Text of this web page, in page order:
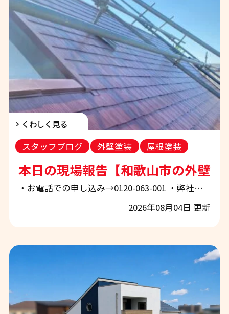
くわしく見る
本日の現場報告【和歌山市の外壁
・お電話での申し込み→0120-063-001 ・弊社ホームページから申し込み→「お問合せ・お見積もり」 ぜひお気軽にご相談下さい！ 和歌山市・紀の川市・岩出市・海南市で外壁塗装や屋根塗装をご検討中の皆様、こんにちは。 地域密着の外壁塗装・屋根塗装専門店、エースペイントです。 本日のブログも山本が担当いたします。 本日も夏らしい青空が広がり、強い日差しが照りつける一日となりました。 このような安定した晴天は、外壁塗装や屋根塗装を進めるのに適したコンディションです。 エースペイントでは、塗料本来の性能を十分に発揮できるよう、気温や湿度などの施工環境にも配慮しながら、一つひとつの
2026年08月04日 更新
スタッフブログ 外壁塗装 屋根塗装